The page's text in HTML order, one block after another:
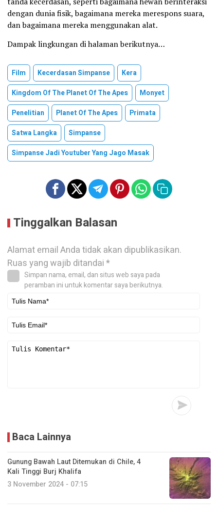
dengan dunia fisik, bagaimana mereka merespons suara,
dan bagaimana mereka menggunakan alat.
Dampak lingkungan di halaman berikutnya…
Film Kecerdasan Simpanse
Kera
Kingdom Of The Planet Of The Apes
Monyet
Penelitian
Planet Of The Apes
Primata
Satwa Langka
Simpanse
Simpanse Jadi Youtuber Yang Jago Masak
Tinggalkan Balasan
Alamat email Anda tidak akan dipublikasikan.
Ruas yang wajib ditandai*
Simpan nama, email, dan situs web saya pada
peramban ini untuk komentar saya berikutnya.
Baca Lainnya
Gunung Bawah Laut Ditemukan di Chile, 4
Kali Tinggi Burj Khalifa
3 November 2024 - 07:15